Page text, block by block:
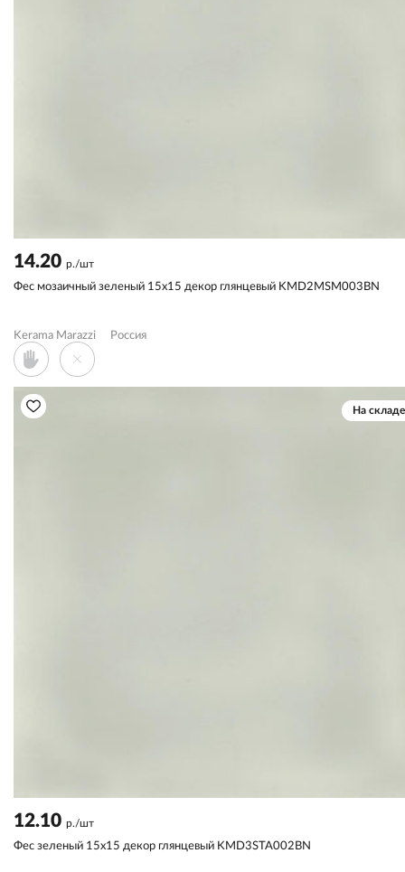
14.20 р./шт
Фес мозаичный зеленый 15x15 декор глянцевый KMD2MSM003BN
Kerama Marazzi Россия
На складе
12.10 р./шт
Фес зеленый 15x15 декор глянцевый KMD3STA002BN